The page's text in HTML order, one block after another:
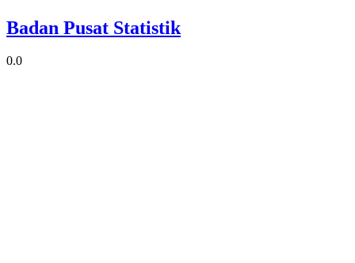
Badan Pusat Statistik
0.0